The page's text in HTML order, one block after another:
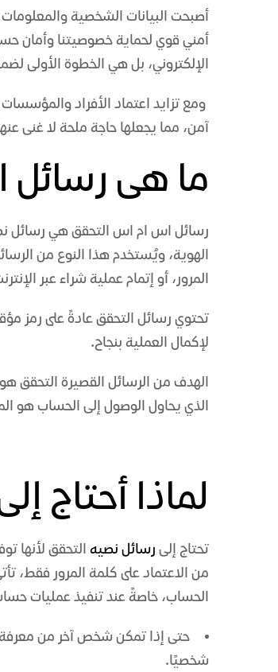
أصبحت البيانات الشخصية والمعلومات
أمني قوي لحماية خصوصيتنا وأمان
الإلكتروني، بل هي الخطوة الأولى
ومع تزايد اعتماد الأفراد
آمن، مما يجعلها حاجة ملحة لا غنى
ما هى رسائل
رسائل اس ام اس التحقق هي رسائل
الهوية، ويُستخدم هذا النوع من
المرور، أو إتمام عملية شراء عبر
لإكمال العملية بنجاح.
الهدف من الرسائل القصيرة التحقق
الذي يحاول الوصول إلى الحساب هو
لماذا أحتاج
تحتاج إلى رسائل نصيه التحقق لأنها
من الاعتماد على كلمة المرور فقط،
الحساب، خاصةً عند تنفيذ عمليات
حتى إذا تمكن شخص آخر من معرفة
شخصيًا.